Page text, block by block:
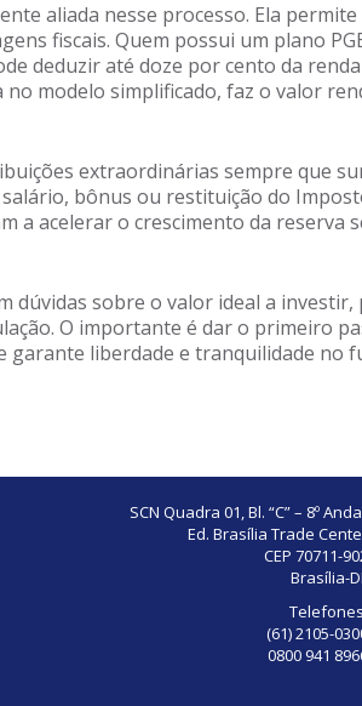
aliada nesse processo. Ela
fiscais. Quem possui um plano
deduzir até doze por cento da
no modelo simplificado, faz o valor
extraordinárias sempre que
bônus ou restituição do
a acelerar o crescimento da reserva
dúvidas sobre o valor ideal a
O importante é dar o primeiro
garante liberdade e tranquilidade no
SCN Quadra 01, Bl. “C” – 8º
Ed. Brasília Trade
CEP 70711-
Brasília-
(61) 2105-
0800 941